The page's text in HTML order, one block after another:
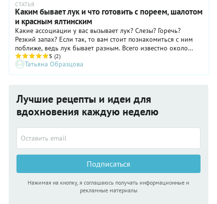
СТАТЬЯ
Каким бывает лук и что готовить с пореем, шалотом
и красным ялтинским
Какие ассоциации у вас вызывает лук? Слезы? Горечь?
Резкий запах? Если так, то вам стоит познакомиться с ним
поближе, ведь лук бывает разным. Всего известно около
1000 видов лука, но съедобными признаны лишь 10. Из них
готовят конфитюр и мармелад, супы и соусы, пироги и
лепешки.
5 (2)
Татьяна Образцова
Лучшие рецепты и идеи для
вдохновения каждую неделю
Подписаться
Нажимая на кнопку, я соглашаюсь получать информационные и
рекламные материалы